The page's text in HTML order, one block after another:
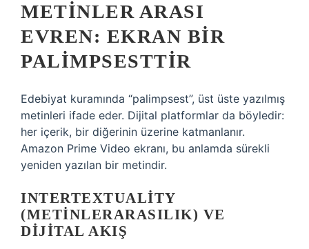
METINLER ARASI
EVREN: EKRAN BIR
PALIMPSESTTIR
Edebiyat kuramında “palimpsest”, üst üste yazılmış
metinleri ifade eder. Dijital platformlar da böyledir:
her içerik, bir diğerinin üzerine katmanlanır.
Amazon Prime Video ekranı, bu anlamda sürekli
yeniden yazılan bir metindir.
INTERTEXTUALITY
(METINLERARASILIK) VE
DIJITAL AKIŞ